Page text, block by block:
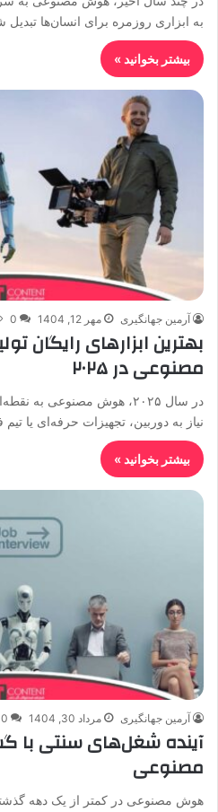
به ابزاری روزمره برای انسان‌ها
بیشتر بخوانید »
آرمین جهانگیری مهر 12, 1404 0
بهترین ابزارهای رایگان
مصنوعی در ۲۰۲۵
در سال ۲۰۲۵، هوش مصنوعی
نیاز به دوربین، تجهیزات حرفه‌ای یا
بیشتر بخوانید »
آرمین جهانگیری مرداد 30, 1404 0
آینده شغل‌های سنتی
مصنوعی
هوش مصنوعی در کمتر از یک دهه